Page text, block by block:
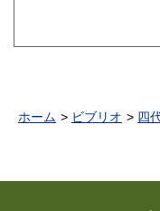
ホーム ビブリオ 四